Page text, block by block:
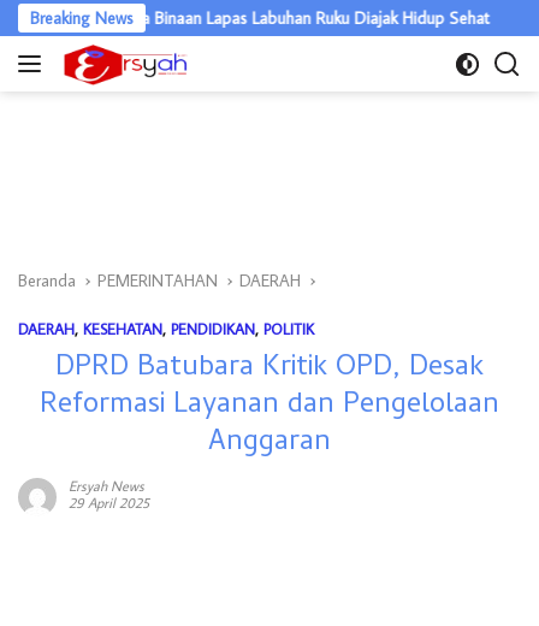
Langsung
ke
Breaking News
Warga Binaan Lapas Labuhan Ruku Diajak Hidup Sehat Warga
Beranda PEMERINTAHAN DAERAH
DAERAH, KESEHATAN, PENDIDIKAN, POLITIK
DPRD Batubara Kritik OPD, Desak
Reformasi Layanan dan Pengelolaan
Anggaran
Ersyah News
29 April 2025